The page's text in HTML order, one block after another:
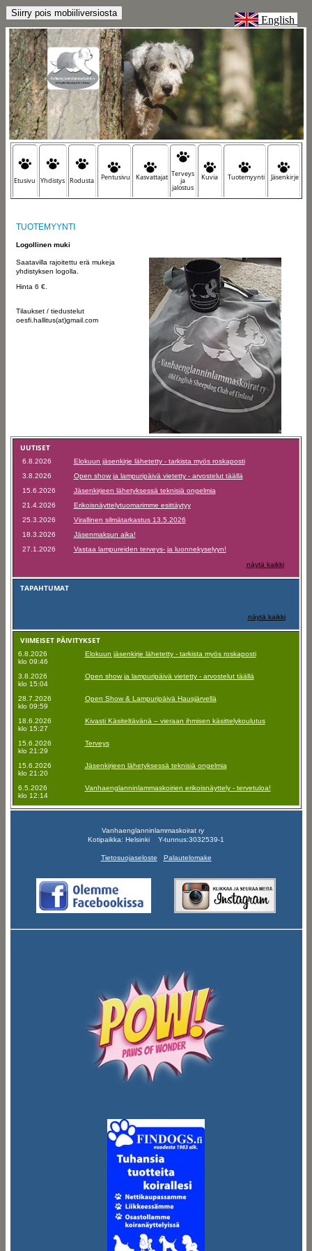
English
Etusivu Yhdistys Rodusta Pentusivu Kasvattajat Terveys
ja
jalostus
Kuvia Tuotemyynti Jäsenkirje
TUOTEMYYNTI
Logollinen muki
​Saatavilla rajoitettu erä mukeja
yhdistyksen logolla.
Hinta 6 €.
Tilaukset / tiedustelut
oesfi.hallitus(at)gmail.com
UUTISET
6.8.2026
Elokuun jäsenkirje lähetetty - tarkista myös roskaposti
3.8.2026
Open show ja lampuripäivä vietetty - arvostelut täällä
15.6.2026
Jäsenkirjeen lähetyksessä teknisiä ongelmia
21.4.2026
Erikoisnäyttelytuomarimme esittäytyy
25.3.2026
Virallinen silmätarkastus 13.5.2026
18.3.2026
Jäsenmaksun aika!
27.1.2026
Vastaa lampureiden terveys- ja luonnekyselyyn!
näytä kaikki
TAPAHTUMAT
näytä kaikki
VIIMEISET PÄIVITYKSET
6.8.2026
klo 09:46
Elokuun jäsenkirje lähetetty - tarkista myös roskaposti
3.8.2026
klo 15:04
Open show ja lampuripäivä vietetty - arvostelut täällä
28.7.2026
klo 09:59
Open Show & Lampuripäivä Hausjärvellä
18.6.2026
klo 15:27
Kivasti Käsiteltävänä – vieraan ihmisen käsittelykoulutus
15.6.2026
klo 21:29
Terveys
15.6.2026
klo 21:20
Jäsenkirjeen lähetyksessä teknisiä ongelmia
6.5.2026
klo 12:14
Vanhaenglanninlammaskoirien erikoisnäyttely - tervetuloa!
Vanhaenglanninlammaskoirat ry
Kotipaikka: Helsinki Y-tunnus:3032539-1
Tietosuojaseloste Palautelomake